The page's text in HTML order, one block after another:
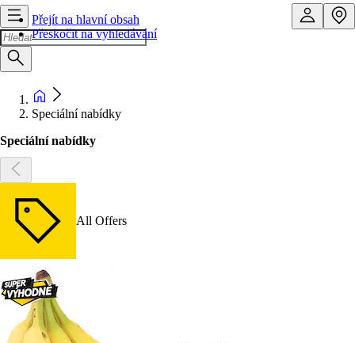
Přejít na hlavní obsah
Přeskočit na vyhledávání
Speciální nabídky
Speciální nabídky
All Offers